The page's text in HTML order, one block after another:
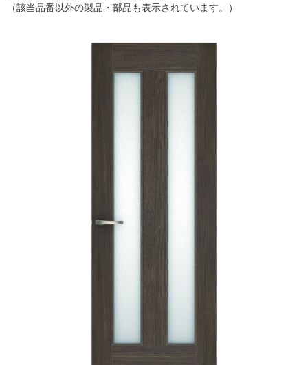
（該当品番以外の製品・部品も表示されています。）